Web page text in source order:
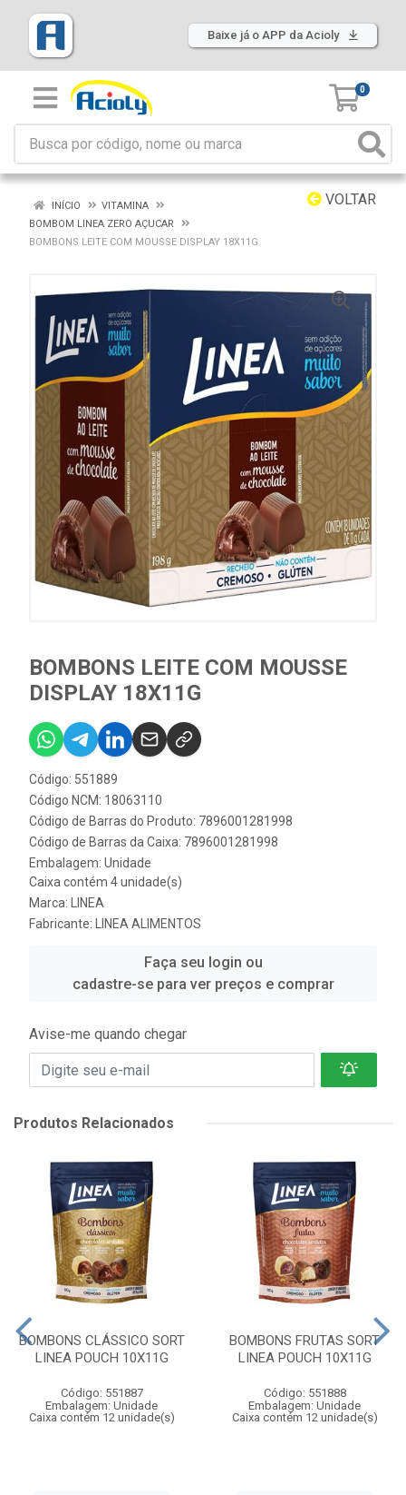
Baixe já o APP da Acioly
0
VOLTAR
INÍCIO
VITAMINA
BOMBOM LINEA ZERO AÇUCAR
BOMBONS LEITE COM MOUSSE DISPLAY 18X11G
BOMBONS LEITE COM MOUSSE
DISPLAY 18X11G
Código: 551889
Código NCM: 18063110
Código de Barras do Produto: 7896001281998
Código de Barras da Caixa: 7896001281998
Embalagem: Unidade
Caixa contém 4 unidade(s)
Marca:
LINEA
Fabricante:
LINEA ALIMENTOS
Faça seu login ou
cadastre-se para ver preços e comprar
Avise-me quando chegar
Produtos Relacionados
BOMBONS CLÁSSICO SORT
LINEA POUCH 10X11G
Código: 551887
Embalagem: Unidade
Caixa contém 12 unidade(s)
BOMBONS FRUTAS SORT
LINEA POUCH 10X11G
Código: 551888
Embalagem: Unidade
Caixa contém 12 unidade(s)